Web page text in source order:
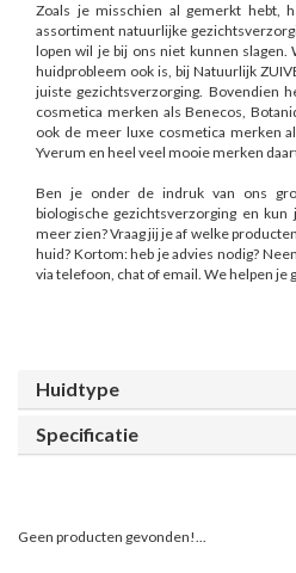
Zoals je misschien al gemerkt hebt,
assortiment natuurlijke
lopen wil je bij ons niet kunnen
huidprobleem ook is, bij Natuurlijk
juiste gezichtsverzorging. Bovendien
cosmetica merken als Benecos,
ook de meer luxe cosmetica merken
Yverum en heel veel mooie merken
Ben je onder de indruk van ons
biologische gezichtsverzorging en
meer zien? Vraag jij je af welke
huid? Kortom: heb je advies nodig?
via telefoon, chat of email. We helpen je
Huidtype
Specificatie
Geen producten gevonden!...